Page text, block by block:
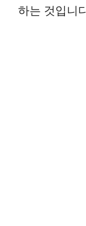
하는 것입니